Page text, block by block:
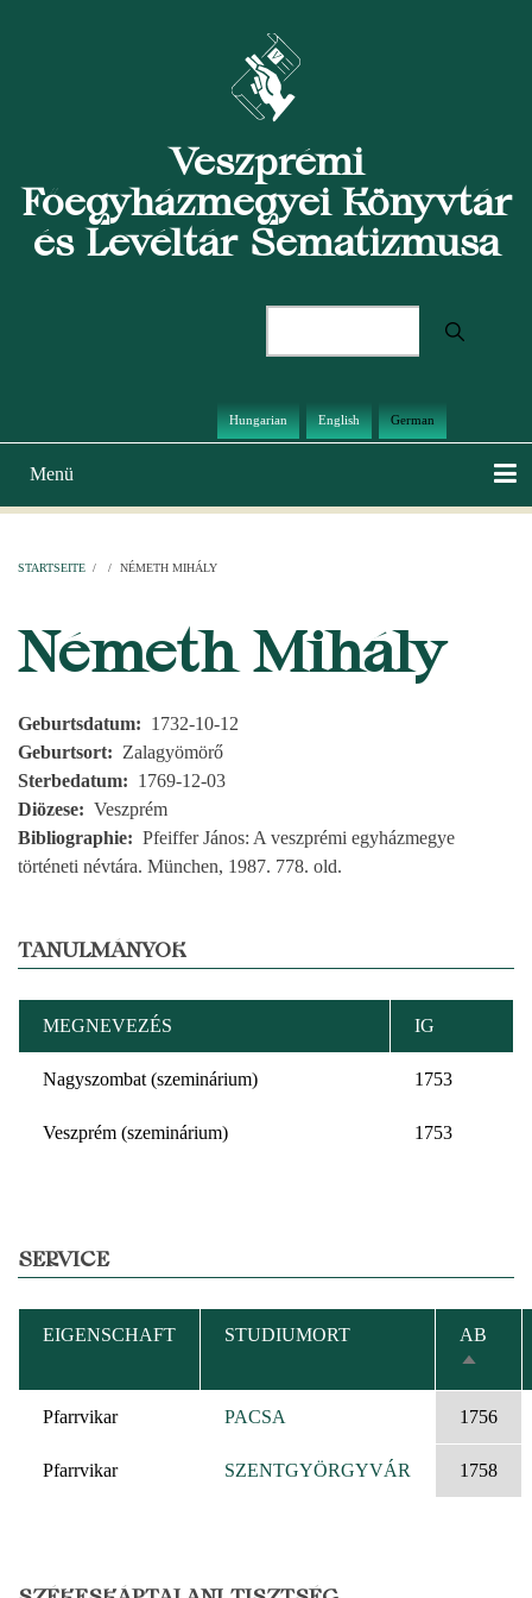
Veszprémi
Főegyházmegyei Könyvtár
és Levéltár Sematizmusa
Hungarian English German
Hauptnavigation
Menü
STARTSEITE / / NÉMETH MIHÁLY
Németh Mihály
Geburtsdatum
1732-10-12
Geburtsort
Zalagyömörő
Sterbedatum
1769-12-03
Diözese
Veszprém
Bibliographie
Pfeiffer János: A veszprémi egyházmegye
történeti névtára. München, 1987. 778. old.
TANULMÁNYOK
MEGNEVEZÉS IG
Nagyszombat (szeminárium) 1753
Veszprém (szeminárium) 1753
SERVICE
EIGENSCHAFT STUDIUMORT
AB
Pfarrvikar
PACSA 1756
Pfarrvikar SZENTGYÖRGYVÁR 1758